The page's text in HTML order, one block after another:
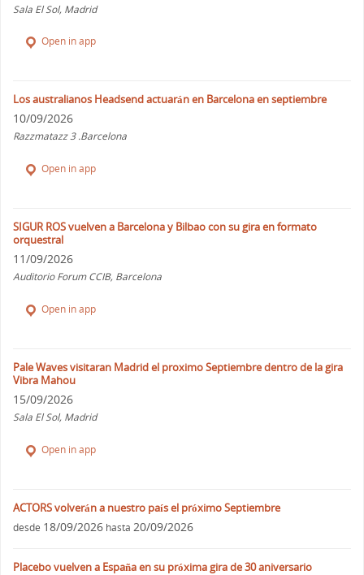
Sala El Sol, Madrid
Open in app
Los australianos Headsend actuarán en Barcelona en septiembre
10/09/2026
Razzmatazz 3 .Barcelona
Open in app
SIGUR ROS vuelven a Barcelona y Bilbao con su gira en formato
orquestral
11/09/2026
Auditorio Forum CCIB, Barcelona
Open in app
Pale Waves visitaran Madrid el proximo Septiembre dentro de la gira
Vibra Mahou
15/09/2026
Sala El Sol, Madrid
Open in app
ACTORS volverán a nuestro país el próximo Septiembre
desde 18/09/2026 hasta 20/09/2026
Placebo vuelven a España en su próxima gira de 30 aniversario